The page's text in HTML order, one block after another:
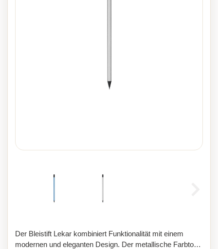
Der Bleistift Lekar kombiniert Funktionalität mit einem
modernen und eleganten Design. Der metallische Farbton